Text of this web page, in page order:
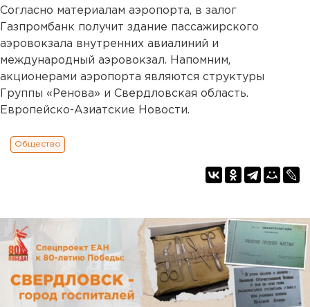
Согласно материалам аэропорта, в залог
Газпромбанк получит здание пассажирского
аэровокзала внутренних авиалиний и
международный аэровокзал. Напомним,
акционерами аэропорта являются структуры
Группы «Ренова» и Свердловская область.
Европейско-Азиатские Новости.
Общество